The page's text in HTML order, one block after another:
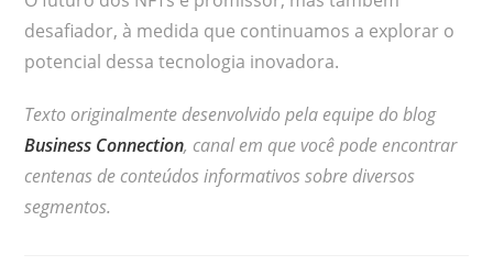
desafiador, à medida que continuamos a explorar o
potencial dessa tecnologia inovadora.
Texto originalmente desenvolvido pela equipe do blog
Business Connection, canal em que você pode encontrar
centenas de conteúdos informativos sobre diversos
segmentos.